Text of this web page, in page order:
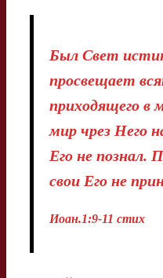
Был Свет
просвещает
приходящего в
мир чрез Него
Его не познал.
свои Его не
Иоан.1:9-11 стих